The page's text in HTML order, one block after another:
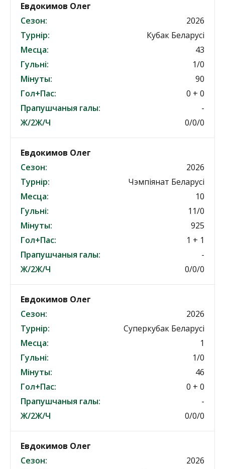
Евдокимов Олег
Сезон:
2026
Турнір:
Кубак Беларусі
Месца:
43
Гульні:
1/0
Мінуты:
90
Гол+Пас:
0 + 0
Прапушчаныя галы:
-
Ж/2Ж/Ч
0/0/0
Евдокимов Олег
Сезон:
2026
Турнір:
Чэмпіянат Беларусі
Месца:
10
Гульні:
11/0
Мінуты:
925
Гол+Пас:
1 + 1
Прапушчаныя галы:
-
Ж/2Ж/Ч
0/0/0
Евдокимов Олег
Сезон:
2026
Турнір:
Суперкубак Беларусі
Месца:
1
Гульні:
1/0
Мінуты:
46
Гол+Пас:
0 + 0
Прапушчаныя галы:
-
Ж/2Ж/Ч
0/0/0
Евдокимов Олег
Сезон:
2026